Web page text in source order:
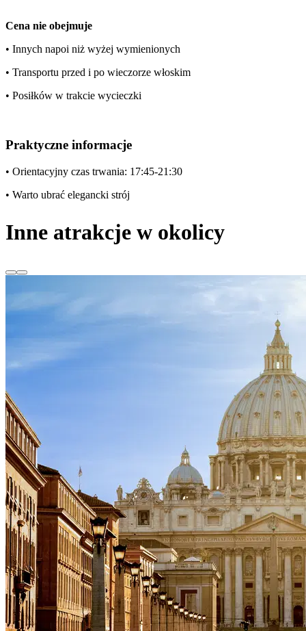
Cena nie obejmuje
• Innych napoi niż wyżej wymienionych
• Transportu przed i po wieczorze włoskim
• Posiłków w trakcie wycieczki
Praktyczne informacje
• Orientacyjny czas trwania: 17:45-21:30
• Warto ubrać elegancki strój
Inne atrakcje w okolicy